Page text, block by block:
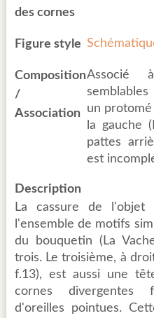
des cornes
Figure style
Composition
/
Association
Associé
un
la gauche
pattes
est
Description
La cassure de
l'ensemble de motifs
du bouquetin (La
trois. Le troisième, à
f.13), est aussi une
cornes divergentes
d'oreilles pointues.